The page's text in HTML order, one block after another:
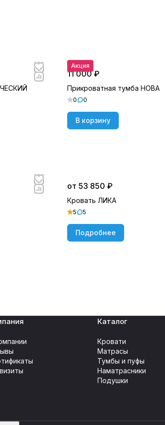
Акция
11 000 ₽
Прикроватная тумба НОВА
0 0
В корзину
от 53 850 ₽
Кровать ЛИКА
5 5
Подробнее
Каталог
Кровати
Матрасы
Тумбы и пуфы
Наматрасники
Подушки